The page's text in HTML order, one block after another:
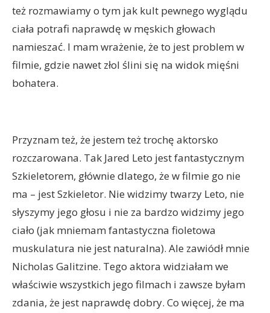
też rozmawiamy o tym jak kult pewnego wyglądu
ciała potrafi naprawdę w męskich głowach
namieszać. I mam wrażenie, że to jest problem w
filmie, gdzie nawet złol ślini się na widok mięśni
bohatera.
Przyznam też, że jestem też trochę aktorsko
rozczarowana. Tak Jared Leto jest fantastycznym
Szkieletorem, głównie dlatego, że w filmie go nie
ma – jest Szkieletor. Nie widzimy twarzy Leto, nie
słyszymy jego głosu i nie za bardzo widzimy jego
ciało (jak mniemam fantastyczna fioletowa
muskulatura nie jest naturalna). Ale zawiódł mnie
Nicholas Galitzine. Tego aktora widziałam we
właściwie wszystkich jego filmach i zawsze byłam
zdania, że jest naprawdę dobry. Co więcej, że ma